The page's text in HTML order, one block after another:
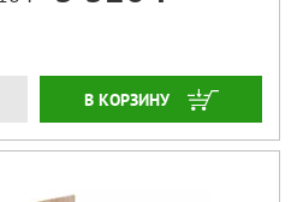
ЗАКАЗАТЬ